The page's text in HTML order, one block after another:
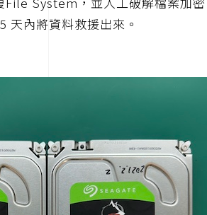
天內將資料救援出來。